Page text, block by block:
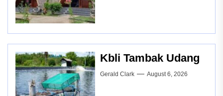
Kbli Tambak Udang
Gerald Clark August 6, 2026